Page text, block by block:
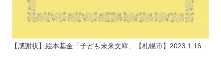
【感謝状】絵本基金「子ども未来文庫」【札幌市】2023.1.16